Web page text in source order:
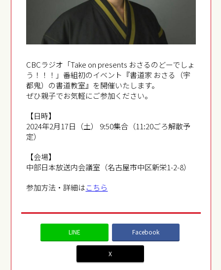
CBCラジオ「Take on presents おさるのどーでしょ
う！！！」番組初のイベント『書道家 おさる（宇
都鬼）の書道教室』を開催いたします。
ぜひ親子でお気軽にご参加ください。
【日時】
2024年2月17日（土） 9:50集合（11:20ごろ解散予
定）
【会場】
中部日本放送内会議室（名古屋市中区新栄1-2-8）
参加方法・詳細はこちら
LINE Facebook
X